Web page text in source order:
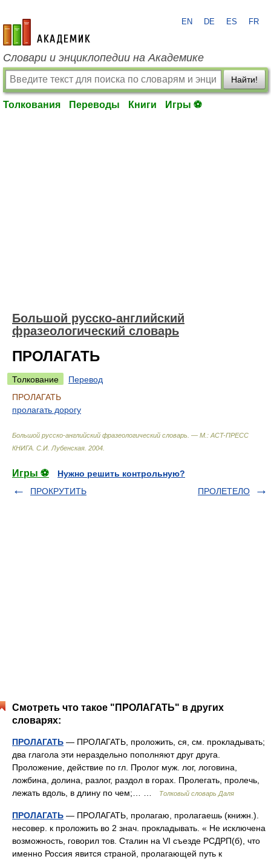
academic.ru
EN DE ES FR
Словари и энциклопедии на Академике
Найти!
Толкования Переводы Книги Игры ⚽
Большой русско-английский
фразеологический словарь
ПРОЛАГАТЬ
Толкование
Перевод
ПРОЛАГАТЬ
пролагать дорогу
Большой русско-английский фразеологический словарь. — М.: ACT-ПРЕСС
КНИГА С.И. Лубенская 2004
Игры ⚽
Нужно решить контрольную?
ПРОКРУТИТЬ
ПРОЛЕТЕЛО
Смотреть что такое "ПРОЛАГАТЬ" в других
словарях:
ПРОЛАГАТЬ — ПРОЛАГАТЬ, проложить, ся, см. прокладывать;
два глагола эти нераздельно пополняют друг друга.
Проложение, действие по гл. Пролог муж. лог, логовина,
ложбина, долина, разлог, раздол в горах. Пролегать, пролечь,
лежать вдоль, в длину по чем;… …
Толковый словарь Даля
ПРОЛАГАТЬ — ПРОЛАГАТЬ, пролагаю, пролагаешь (книжн.).
несовер. к проложить во 2 знач. прокладывать. « Не исключена
возможность, говорил тов. Сталин на VI съезде РСДРП(б), что
именно Россия явится страной, пролагающей путь к